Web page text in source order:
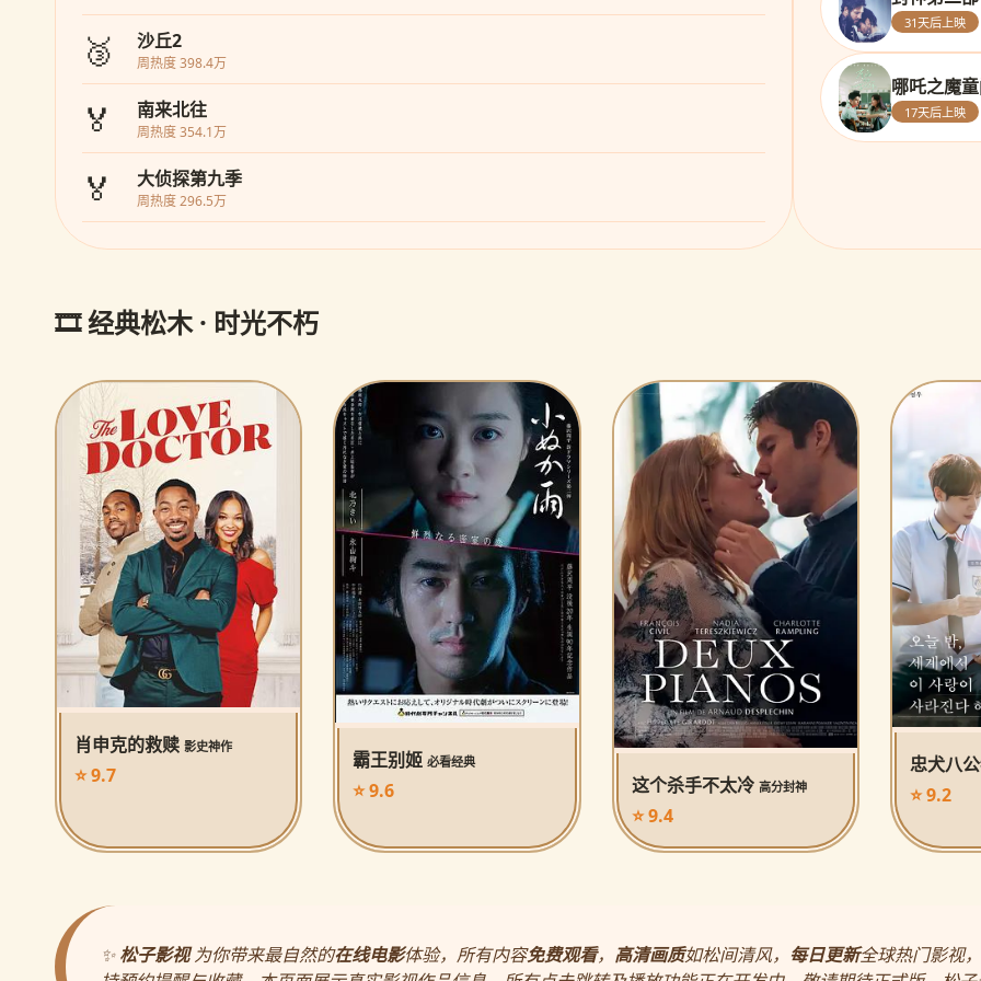
🥉 沙丘2
周热度 398.4万
🏅 南来北往
周热度 354.1万
🏅 大侦探第九季
周热度 296.5万
31天后上映
哪吒之魔
17天后上映
🎞️ 经典松木 · 时光不朽
肖申克的救赎 影史神作
⭐ 9.7
霸王别姬必看经典
⭐ 9.6 这个杀手不太冷 高分封神
⭐ 9.4
忠犬八
⭐ 9.2
✨松子影视为你带来最自然的在线电影体验，所有内容免费观看， 高清画质如松间清风， 每日更新全球热门影视，